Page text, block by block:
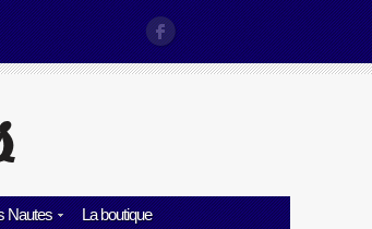
Nautes La boutique